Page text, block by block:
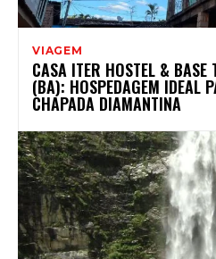
VIAGEM
CASA ITER HOSTEL & BASE
(BA): HOSPEDAGEM IDEAL
CHAPADA DIAMANTINA